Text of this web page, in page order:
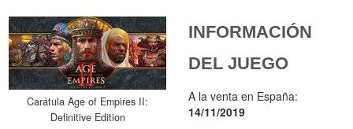
Carátula Age of Empires II:
Definitive Edition
INFORMACIÓN
DEL JUEGO
A la venta en España:
14/11/2019